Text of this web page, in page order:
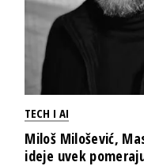
TECH I AI
Miloš Milošević,
ideje uvek